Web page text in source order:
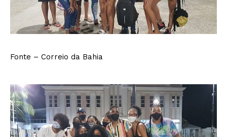
Fonte – Correio da Bahia